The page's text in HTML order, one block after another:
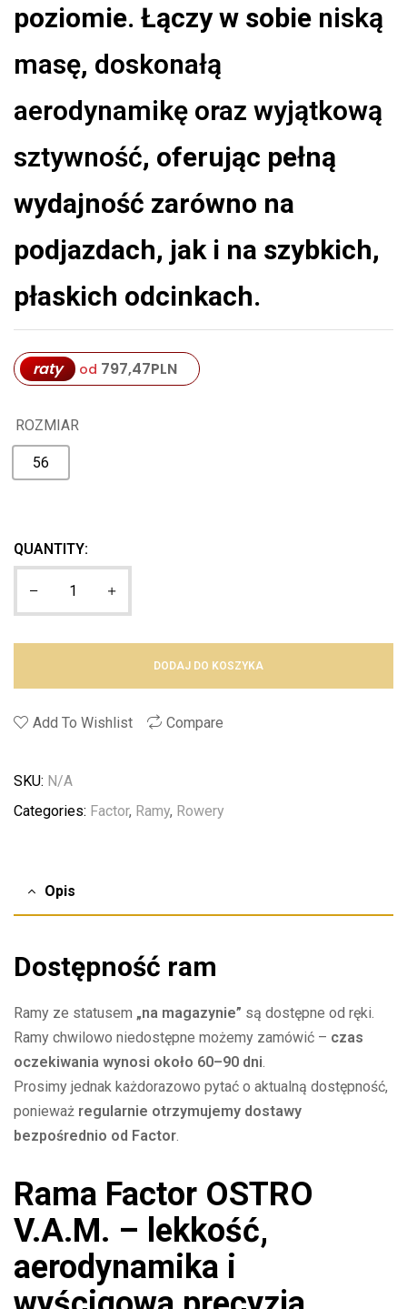
poziomie. Łączy w sobie niską
masę, doskonałą
aerodynamikę oraz wyjątkową
sztywność, oferując pełną
wydajność zarówno na
podjazdach, jak i na szybkich,
płaskich odcinkach.
raty od 797,47PLN
ROZMIAR
56
QUANTITY:
DODAJ DO KOSZYKA
Add To Wishlist Compare
SKU: N/A
Categories: Factor, Ramy, Rowery
Opis
Dostępność ram
Ramy ze statusem „na magazynie” są dostępne od ręki.
Ramy chwilowo niedostępne możemy zamówić – czas
oczekiwania wynosi około 60–90 dni.
Prosimy jednak każdorazowo pytać o aktualną dostępność,
ponieważ regularnie otrzymujemy dostawy
bezpośrednio od Factor.
Rama Factor OSTRO
V.A.M. – lekkość,
aerodynamika i